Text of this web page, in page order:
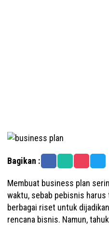
Bagikan :
Membuat business plan
waktu, sebab pebisnis
berbagai riset untuk
rencana bisnis. Namun,